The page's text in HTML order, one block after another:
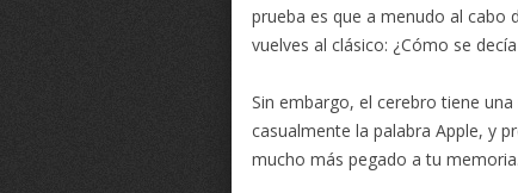
prueba es que a menudo al cabo
vuelves al clásico: ¿Cómo se
Sin embargo, el cerebro tiene
casualmente la palabra Apple, y
mucho más pegado a tu memoria.